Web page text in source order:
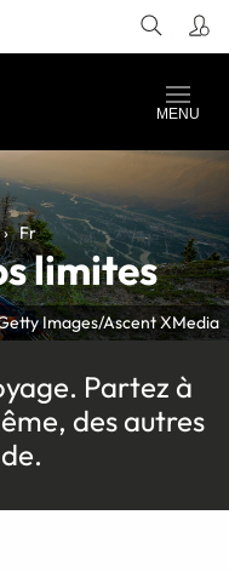
MENU
Images/Ascent XMedia
Fr
limites
Partez à
des autres